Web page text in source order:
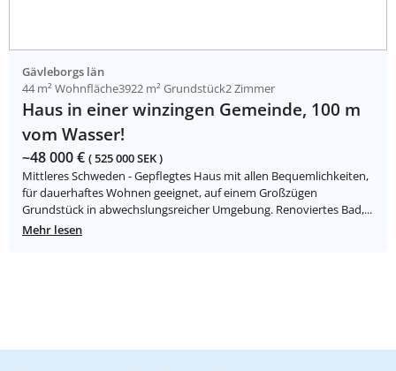
Gävleborgs län
44 m² Wohnfläche3922 m² Grundstück2 Zimmer
Haus in einer winzingen Gemeinde, 100 m
vom Wasser!
~48 000 € ( 525 000 SEK )
Mittleres Schweden - Gepflegtes Haus mit allen Bequemlichkeiten,
für dauerhaftes Wohnen geeignet, auf einem Großzügen
Grundstück in abwechslungsreicher Umgebung. Renoviertes Bad,...
Mehr lesen